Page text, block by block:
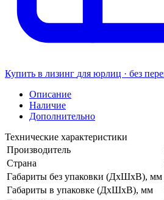
Купить в лизинг для юрлиц · без
Описание
Наличие
Дополнительно
Технические характеристики
Производитель
Страна
Габариты без упаковки (ДхШхВ), мм
Габариты в упаковке (ДхШхВ), мм